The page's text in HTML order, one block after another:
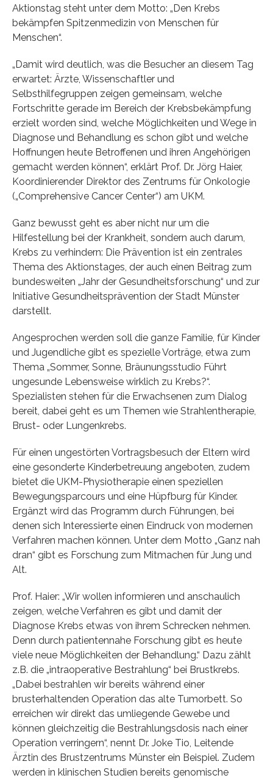
Aktionstag steht unter dem Motto: „Den Krebs
bekämpfen Spitzenmedizin von Menschen für
Menschen“.
„Damit wird deutlich, was die Besucher an diesem Tag
erwartet: Ärzte, Wissenschaftler und
Selbsthilfegruppen zeigen gemeinsam, welche
Fortschritte gerade im Bereich der Krebsbekämpfung
erzielt worden sind, welche Möglichkeiten und Wege in
Diagnose und Behandlung es schon gibt und welche
Hoffnungen heute Betroffenen und ihren Angehörigen
gemacht werden können“, erklärt Prof. Dr. Jörg Haier,
Koordinierender Direktor des Zentrums für Onkologie
(„Comprehensive Cancer Center“) am UKM.
Ganz bewusst geht es aber nicht nur um die
Hilfestellung bei der Krankheit, sondern auch darum,
Krebs zu verhindern: Die Prävention ist ein zentrales
Thema des Aktionstages, der auch einen Beitrag zum
bundesweiten „Jahr der Gesundheitsforschung“ und zur
Initiative Gesundheitsprävention der Stadt Münster
darstellt.
Angesprochen werden soll die ganze Familie, für Kinder
und Jugendliche gibt es spezielle Vorträge, etwa zum
Thema „Sommer, Sonne, Bräunungsstudio Führt
ungesunde Lebensweise wirklich zu Krebs?“.
Spezialisten stehen für die Erwachsenen zum Dialog
bereit, dabei geht es um Themen wie Strahlentherapie,
Brust- oder Lungenkrebs.
Für einen ungestörten Vortragsbesuch der Eltern wird
eine gesonderte Kinderbetreuung angeboten, zudem
bietet die UKM-Physiotherapie einen speziellen
Bewegungsparcours und eine Hüpfburg für Kinder.
Ergänzt wird das Programm durch Führungen, bei
denen sich Interessierte einen Eindruck von modernen
Verfahren machen können. Unter dem Motto „Ganz nah
dran“ gibt es Forschung zum Mitmachen für Jung und
Alt.
Prof. Haier: „Wir wollen informieren und anschaulich
zeigen, welche Verfahren es gibt und damit der
Diagnose Krebs etwas von ihrem Schrecken nehmen.
Denn durch patientennahe Forschung gibt es heute
viele neue Möglichkeiten der Behandlung.“ Dazu zählt
z.B. die „intraoperative Bestrahlung“ bei Brustkrebs.
„Dabei bestrahlen wir bereits während einer
brusterhaltenden Operation das alte Tumorbett. So
erreichen wir direkt das umliegende Gewebe und
können gleichzeitig die Bestrahlungsdosis nach einer
Operation verringern“, nennt Dr. Joke Tio, Leitende
Ärztin des Brustzentrums Münster ein Beispiel. Zudem
werden in klinischen Studien bereits genomische